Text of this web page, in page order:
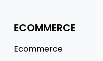
ECOMMERCE
Ecommerce